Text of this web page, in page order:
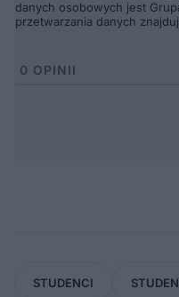
danych osobowych jest
przetwarzania danych
0 OPINII
STUDENCI